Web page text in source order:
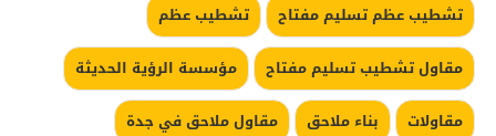
تشطيب عظم تسليم مفتاح
تشطيب عظم
مقاول تشطيب تسليم مفتاح
مؤسسة الرؤية الحديثة
مقاولات
بناء ملاحق
مقاول ملاحق في جدة